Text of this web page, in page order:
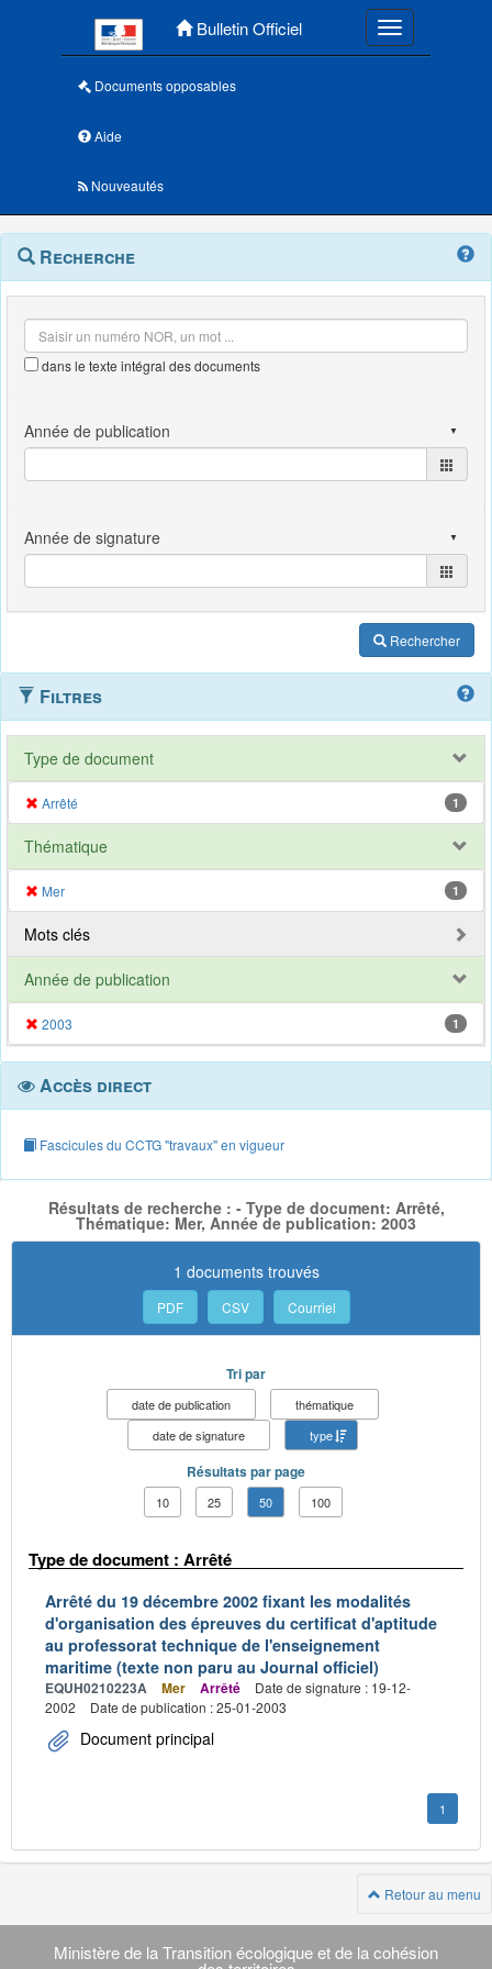
Bulletin Officiel Toggle
Documents opposables
Aide
Nouveautés
Navigation
outils
Menu
contextuel
Recherche
dans le texte intégral des documents
Rechercher
Filtres
Type de document
Arrêté 1
Thématique
Mer 1
Mots clés
Année de publication
2003 1
Accès direct
Fascicules du CCTG "travaux" en vigueur
Résultats de recherche : - Type de document: Arrêté,
Thématique: Mer, Année de publication: 2003
1 documents trouvés
PDF CSV Courriel
Tri par
date de publication
thématique
date de signature
type
Résultats par page
10 25 50 100
Type de document : Arrêté
Arrêté du 19 décembre 2002 fixant les modalités
d'organisation des épreuves du certificat d'aptitude
au professorat technique de l'enseignement
maritime (texte non paru au Journal officiel)
EQUH0210223A Mer Arrêté
Date de signature : 19-12-
2002
Date de publication : 25-01-2003
Document principal
1
Retour au menu
Navigation
transverse
Ministère de la Transition écologique et de la cohésion